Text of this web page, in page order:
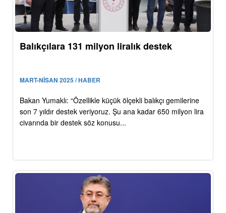
Balıkçılara 131 milyon liralık destek
MART-NİSAN 2025 / HABER
Bakan Yumaklı: “Özellikle küçük ölçekli balıkçı gemilerine
son 7 yıldır destek veriyoruz. Şu ana kadar 650 milyon lira
civarında bir destek söz konusu...